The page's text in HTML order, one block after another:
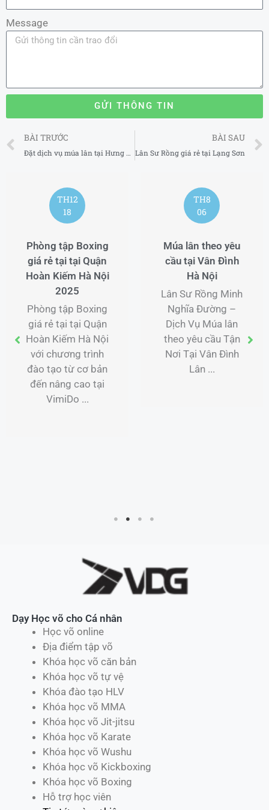
Message
GỬI THÔNG TIN
Prev
BÀI TRƯỚC
Đặt dịch vụ múa lân tại Hưng Yên
BÀI SAU
Lân Sư Rồng giá rẻ tại Lạng Sơn
TH12
18
Phòng tập Boxing
giá rẻ tại tại Quận
Hoàn Kiếm Hà Nội
2025
Phòng tập Boxing
giá rẻ tại tại Quận
Hoàn Kiếm Hà Nội
với chương trình
đào tạo từ cơ bản
đến nâng cao tại
VimiDo ...
TH8
06
Múa lân theo yêu
cầu tại Vân Đình
Hà Nội
Lân Sư Rồng Minh
Nghĩa Đường –
Dịch Vụ Múa lân
theo yêu cầu Tận
Nơi Tại Vân Đình
Lân ...
Dạy Học võ cho Cá nhân
Học võ online
Địa điểm tập võ
Khóa học võ căn bản
Khóa học võ tự vệ
Khóa đào tạo HLV
Khóa học võ MMA
Khóa học võ Jit-jitsu
Khóa học võ Karate
Khóa học võ Wushu
Khóa học võ Kickboxing
Khóa học võ Boxing
Hỗ trợ học viên